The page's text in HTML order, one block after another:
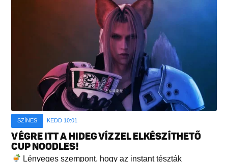
SZÍNES KEDD 10:01
VÉGRE ITT A HIDEG VÍZZEL ELKÉSZÍTHETŐ
CUP NOODLES!
Lényeges szempont, hogy az instant tészták